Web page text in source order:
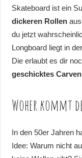
Skateboard ist ein
dickeren Rollen
du jetzt
Longboard liegt in
Die erlaubt es dir
geschicktes
Woher kommt
In den 50er Jahren
Idee: Warum nicht